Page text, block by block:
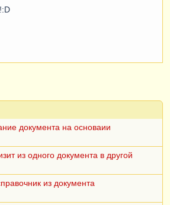
документа на основаии
из одного документа в другой
из документа